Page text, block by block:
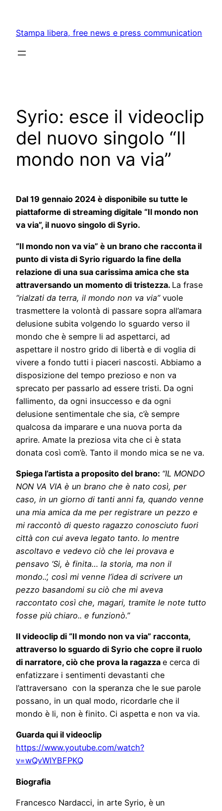
content
Stampa libera, free news e press communication
Syrio: esce il videoclip
del nuovo singolo “Il
mondo non va via”
Dal 19 gennaio 2024 è disponibile su tutte le
piattaforme di streaming digitale “Il mondo non
va via”, il nuovo singolo di Syrio.
“Il mondo non va via” è un brano che racconta il
punto di vista di Syrio riguardo la fine della
relazione di una sua carissima amica che sta
attraversando un momento di tristezza. La frase
“rialzati da terra, il mondo non va via”vuole
trasmettere la volontà di passare sopra all’amara
delusione subita volgendo lo sguardo verso il
mondo che è sempre li ad aspettarci, ad
aspettare il nostro grido di libertà e di voglia di
vivere a fondo tutti i piaceri nascosti. Abbiamo a
disposizione del tempo prezioso e non va
sprecato per passarlo ad essere tristi. Da ogni
fallimento, da ogni insuccesso e da ogni
delusione sentimentale che sia, c’è sempre
qualcosa da imparare e una nuova porta da
aprire. Amate la preziosa vita che ci è stata
donata così com’è. Tanto il mondo mica se ne va.
Spiega l’artista a proposito del brano: “IL MONDO
NON VA VIA è un brano che è nato così, per
caso, in un giorno di tanti anni fa, quando venne
una mia amica da me per registrare un pezzo e
mi raccontò di questo ragazzo conosciuto fuori
città con cui aveva legato tanto. Io mentre
ascoltavo e vedevo ciò che lei provava e
pensavo ‘Si, è finita… la storia, ma non il
mondo..’, così mi venne l’idea di scrivere un
pezzo basandomi su ciò che mi aveva
raccontato così che, magari, tramite le note tutto
fosse più chiaro.. e funzionò.”
Il videoclip di “Il mondo non va via” racconta,
attraverso lo sguardo di Syrio che copre il ruolo
di narratore, ciò che prova la ragazza e cerca di
enfatizzare i sentimenti devastanti che
l’attraversano con la speranza che le sue parole
possano, in un qual modo, ricordarle che il
mondo è li, non è finito. Ci aspetta e non va via.
Guarda qui il videoclip
https://www.youtube.com/watch?
v=wQvWIYBFPKQ
Biografia
Francesco Nardacci, in arte Syrio, è un